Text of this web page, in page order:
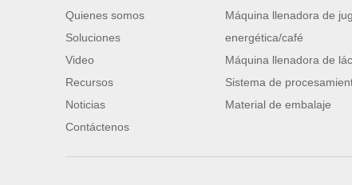
Quienes somos
Soluciones
Video
Recursos
Noticias
Contáctenos
Máquina llenadora de
energética/café
Máquina llenadora de
Sistema de
Material de embalaje